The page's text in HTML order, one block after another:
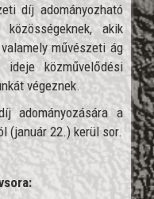
díj adományozható
akik
művészeti ág
ideje közművelődési
végeznek.
adományozására a
(január 22.) kerül sor.